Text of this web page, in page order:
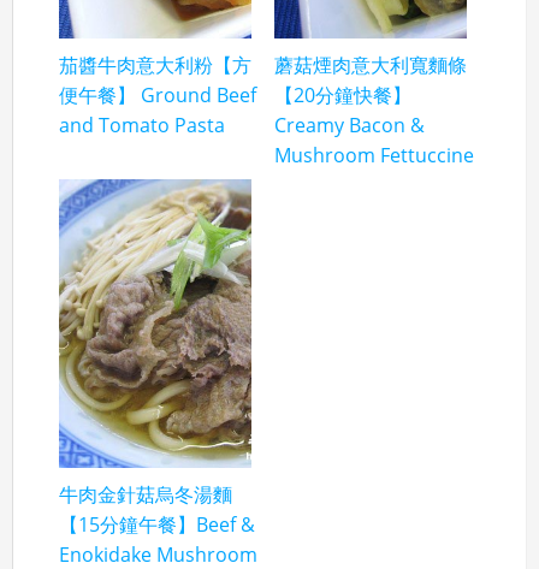
茄醬牛肉意大利粉【方
便午餐】 Ground Beef
and Tomato Pasta
蘑菇煙肉意大利寬麵條
【20分鐘快餐】
Creamy Bacon &
Mushroom Fettuccine
牛肉金針菇烏冬湯麵
【15分鐘午餐】Beef &
Enokidake Mushroom